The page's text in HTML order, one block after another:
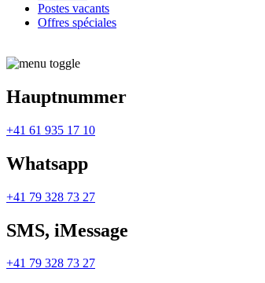
Postes vacants
Offres spéciales
Hauptnummer
+41 61 935 17 10
Whatsapp
+41 79 328 73 27
SMS, iMessage
+41 79 328 73 27